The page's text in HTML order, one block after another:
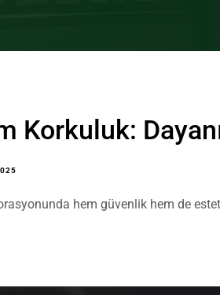
Korkuluk:
hem güvenlik hem de